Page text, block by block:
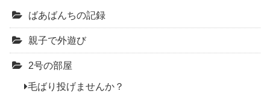
ばあばんちの記録
親子で外遊び
2号の部屋
毛ばり投げませんか？